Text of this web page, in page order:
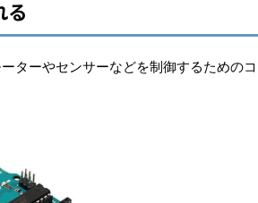
る
ターやセンサーなどを制御するためのコ